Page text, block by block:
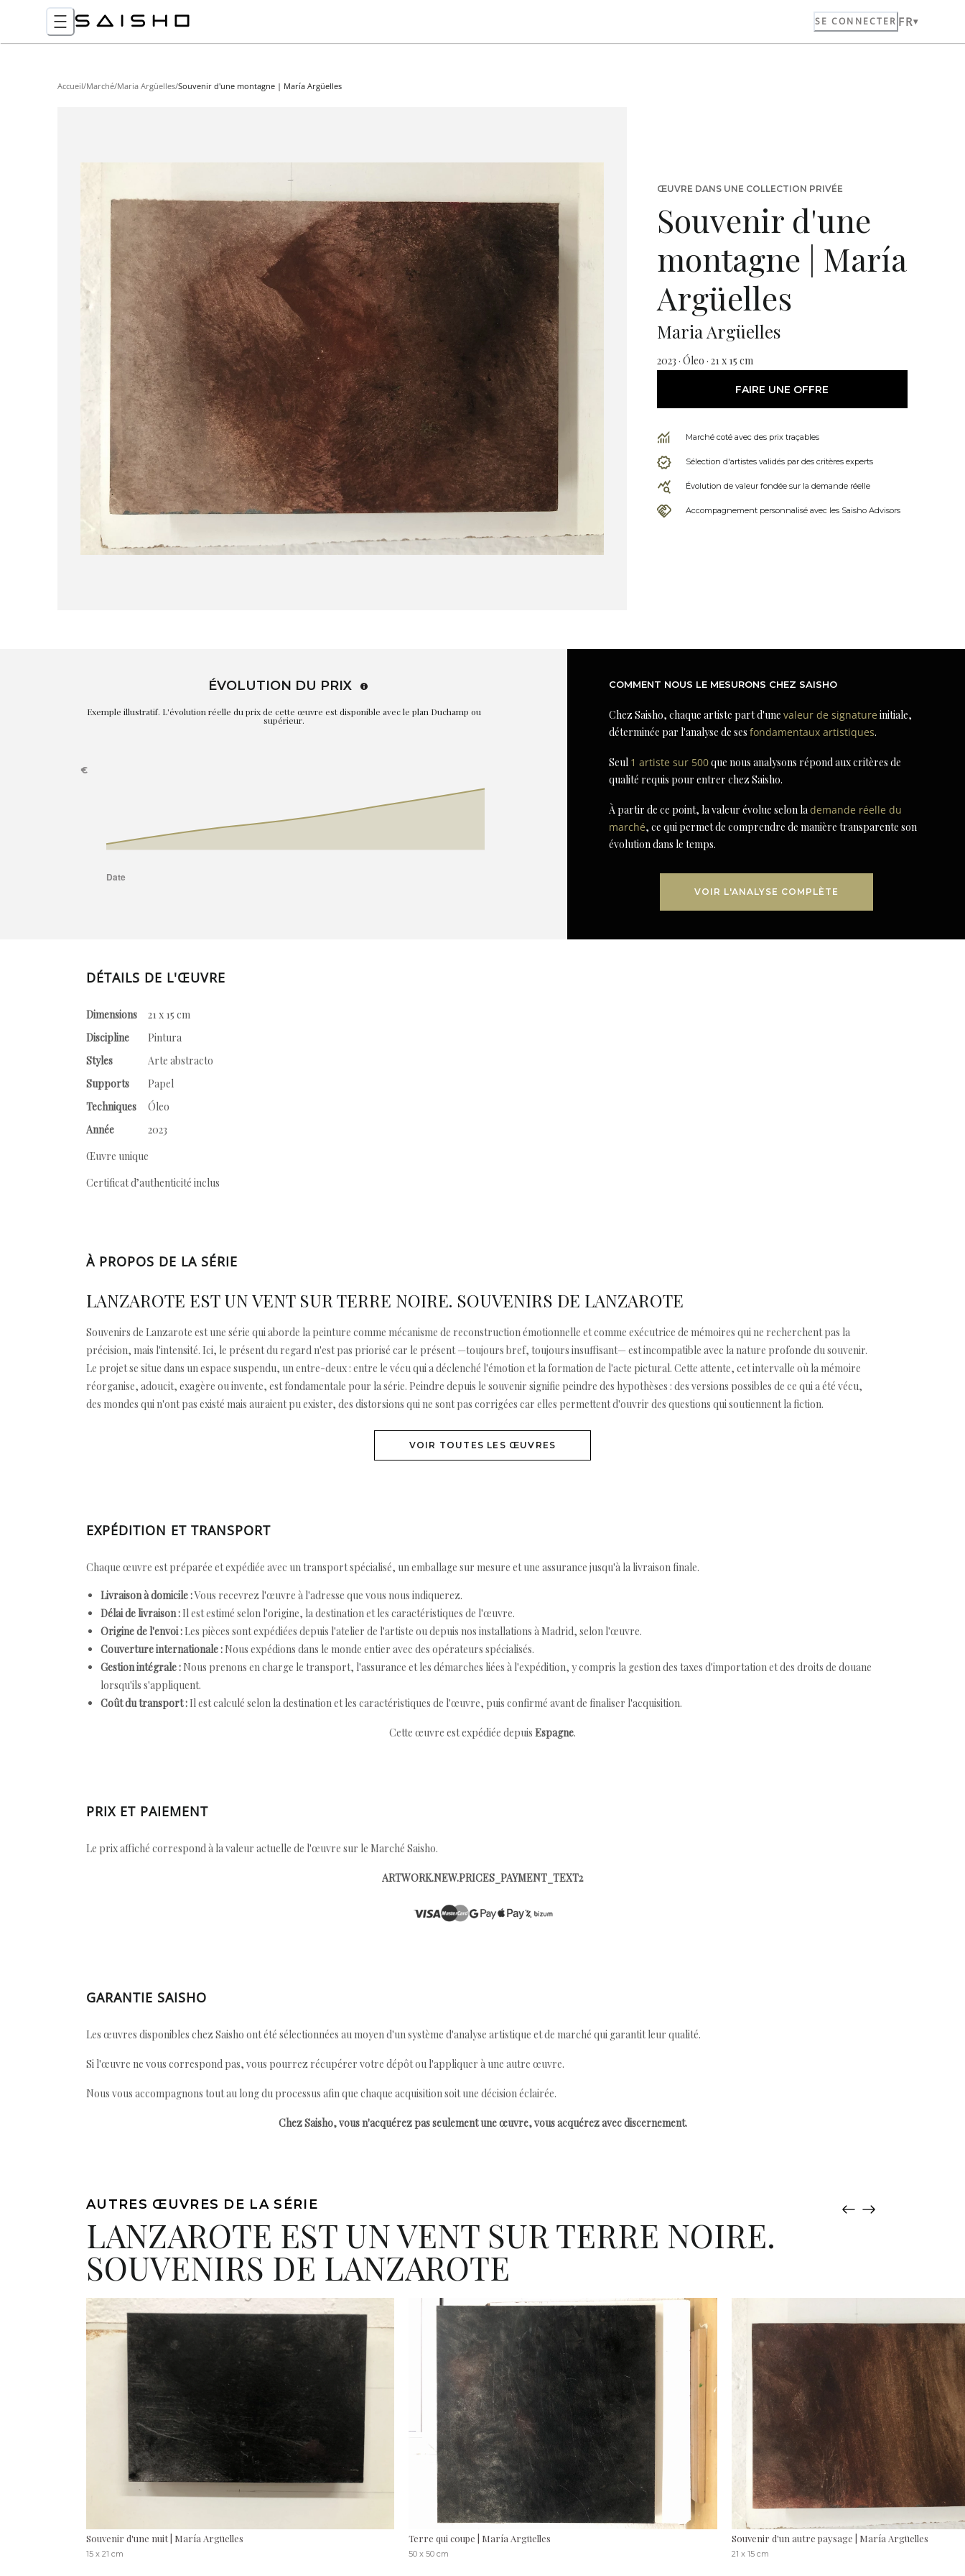
SE CONNECTER FR
Accueil/Marché/Maria Argüelles/Souvenir d'une montagne | María Argüelles
ŒUVRE DANS UNE COLLECTION PRIVÉE
Souvenir d'une
montagne | María
Argüelles
Maria Argüelles
2023 · Óleo · 21 x 15 cm
FAIRE UNE OFFRE
Marché coté avec des prix traçables
Sélection d'artistes validés par des critères experts
Évolution de valeur fondée sur la demande réelle
Accompagnement personnalisé avec les Saisho Advisors
ÉVOLUTION DU PRIX
Exemple illustratif. L'évolution réelle du prix de cette œuvre est disponible avec le plan Duchamp ou
supérieur.
COMMENT NOUS LE MESURONS CHEZ SAISHO
Chez Saisho, chaque artiste part d'unevaleur de signature initiale,
déterminée par l'analyse de sesfondamentaux artistiques.
Seul 1 artiste sur 500que nous analysons répond aux critères de
qualité requis pour entrer chez Saisho.
À partir de ce point, la valeur évolue selon lademande réelle du
marché, ce qui permet de comprendre de manière transparente son
évolution dans le temps.
VOIR L'ANALYSE COMPLÈTE
DÉTAILS DE L'ŒUVRE
Dimensions
21 x 15 cm
Discipline
Pintura
Styles
Arte abstracto
Supports
Papel
Techniques
Óleo
Année
2023
Œuvre unique
Certificat d’authenticité inclus
À PROPOS DE LA SÉRIE
LANZAROTE EST UN VENT SUR TERRE NOIRE. SOUVENIRS DE LANZAROTE
Souvenirs de Lanzarote est une série qui aborde la peinture comme mécanisme de reconstruction émotionnelle et comme exécutrice de mémoires qui ne recherchent pas la
précision, mais l'intensité. Ici, le présent du regard n'est pas priorisé car le présent —toujours bref, toujours insuffisant— est incompatible avec la nature profonde du souvenir.
Le projet se situe dans un espace suspendu, un entre-deux : entre le vécu qui a déclenché l'émotion et la formation de l'acte pictural. Cette attente, cet intervalle où la mémoire
réorganise, adoucit, exagère ou invente, est fondamentale pour la série. Peindre depuis le souvenir signifie peindre des hypothèses : des versions possibles de ce qui a été vécu,
des mondes qui n'ont pas existé mais auraient pu exister, des distorsions qui ne sont pas corrigées car elles permettent d'ouvrir des questions qui soutiennent la fiction.
VOIR TOUTES LES ŒUVRES
EXPÉDITION ET TRANSPORT
Chaque œuvre est préparée et expédiée avec un transport spécialisé, un emballage sur mesure et une assurance jusqu'à la livraison finale.
Livraison à domicile :Vous recevrez l'œuvre à l'adresse que vous nous indiquerez.
Délai de livraison : Il est estimé selon l'origine, la destination et les caractéristiques de l'œuvre.
Origine de l'envoi : Les pièces sont expédiées depuis l'atelier de l'artiste ou depuis nos installations à Madrid, selon l'œuvre.
Couverture internationale : Nous expédions dans le monde entier avec des opérateurs spécialisés.
Gestion intégrale : Nous prenons en charge le transport, l'assurance et les démarches liées à l'expédition, y compris la gestion des taxes d'importation et des droits de douane
lorsqu'ils s'appliquent.
Coût du transport : Il est calculé selon la destination et les caractéristiques de l'œuvre, puis confirmé avant de finaliser l'acquisition.
Cette œuvre est expédiée depuis Espagne.
PRIX ET PAIEMENT
Le prix affiché correspond à la valeur actuelle de l'œuvre sur le Marché Saisho.
ARTWORK.NEW.PRICES_PAYMENT_TEXT2
GARANTIE SAISHO
Les œuvres disponibles chez Saisho ont été sélectionnées au moyen d'un système d'analyse artistique et de marché qui garantit leur qualité.
Si l'œuvre ne vous correspond pas, vous pourrez récupérer votre dépôt ou l'appliquer à une autre œuvre.
Nous vous accompagnons tout au long du processus afin que chaque acquisition soit une décision éclairée.
Chez Saisho, vous n'acquérez pas seulement une œuvre, vous acquérez avec discernement.
AUTRES ŒUVRES DE LA SÉRIE
LANZAROTE EST UN VENT SUR TERRE NOIRE.
SOUVENIRS DE LANZAROTE
Souvenir d'une nuit | María Argüelles
15 x 21 cm
Terre qui coupe | María Argüelles
50 x 50 cm
Souvenir d'un autre paysage | María Argüelles
21 x 15 cm